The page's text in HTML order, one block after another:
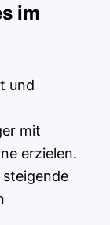
im
und
mit
erzielen.